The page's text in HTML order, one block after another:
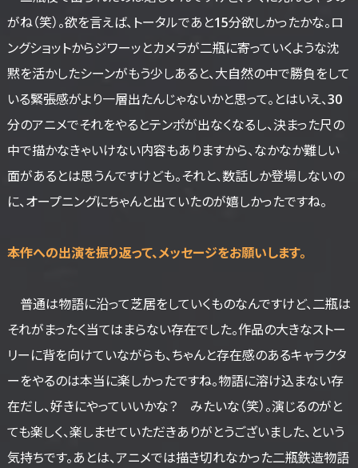
がね（笑）。欲を言えば、トータルであと15分欲しかったかな。ロ
ングショットからジワーッとカメラが二瓶に寄っていくような沈
黙を活かしたシーンがもう少しあると、大自然の中で勝負をして
いる緊張感がより一層出たんじゃないかと思って。とはいえ、30
分のアニメでそれをやるとテンポが出なくなるし、決まった尺の
中で描かなきゃいけない内容もありますから、なかなか難しい
面があるとは思うんですけども。それと、数話しか登場しないの
に、オープニングにちゃんと出ていたのが嬉しかったですね。
――本作への出演を振り返って、メッセージをお願いします。
普通は物語に沿って芝居をしていくものなんですけど、二瓶は
それがまったく当てはまらない存在でした。作品の大きなストー
リーに背を向けていながらも、ちゃんと存在感のあるキャラクタ
ーをやるのは本当に楽しかったですね。物語に溶け込まない存
在だし、好きにやっていいかな？ みたいな（笑）。演じるのがと
ても楽しく、楽しませていただきありがとうございました、という
気持ちです。あとは、アニメでは描き切れなかった二瓶鉄造物語